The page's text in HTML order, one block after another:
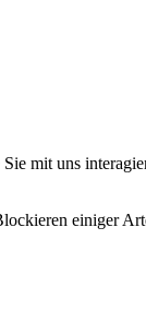
mit uns
einiger